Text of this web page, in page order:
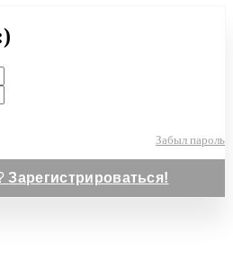
Забыл пароль
Зарегистрироваться!